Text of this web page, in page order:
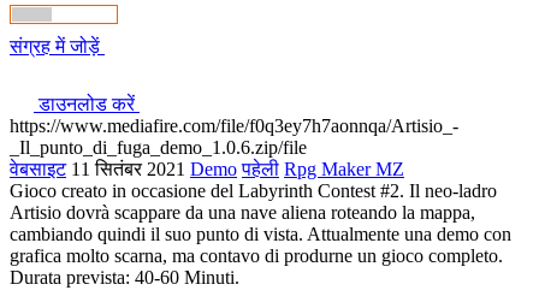
संग्रह में जोड़ें
डाउनलोड करें
https://www.mediafire.com/file/f0q3ey7h7aonnqa/Artisio_-
_Il_punto_di_fuga_demo_1.0.6.zip/file
वेबसाइट 11 सितंबर 2021 Demo पहेली Rpg Maker MZ
Gioco creato in occasione del Labyrinth Contest #2. Il neo-ladro
Artisio dovrà scappare da una nave aliena roteando la mappa,
cambiando quindi il suo punto di vista. Attualmente una demo con
grafica molto scarna, ma contavo di produrne un gioco completo.
Durata prevista: 40-60 Minuti.